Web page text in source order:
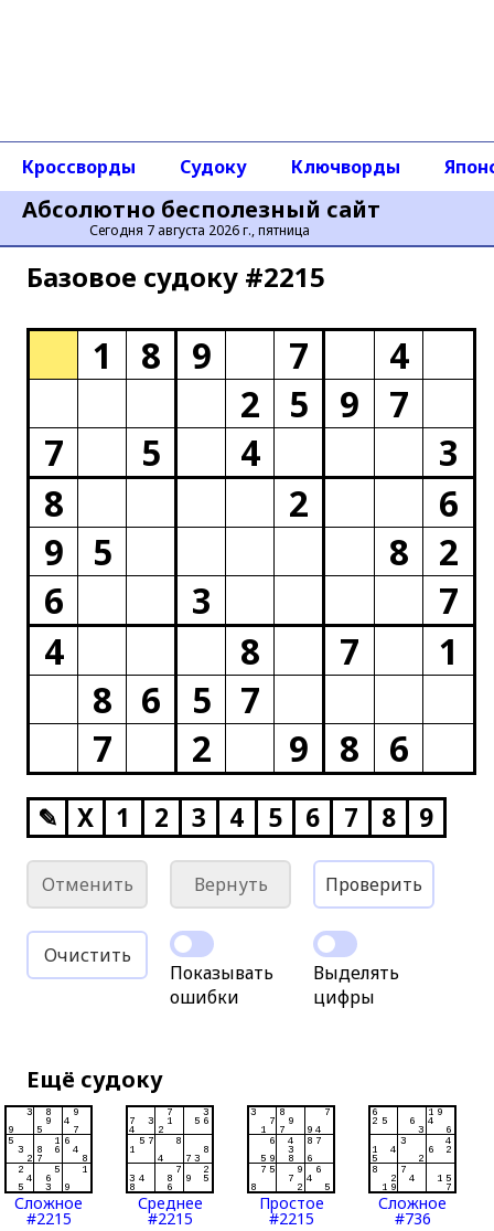
Абсолютно бесполезный сайт
Сегодня 7 августа 2026 г., пятница
Кроссворды Судоку Ключворды
Базовое cудоку #2215
1 8 9 7
4
2
5 9
7
7
5 4
3
8
2
6
9
5 8
2
6
3
7
4
8 7
1
8
6 5
7
7
2 9 8 6
✎ X 1 2 3 4 5 6 7 8 9
Отменить Вернуть Проверить
Очистить
Показывать
ошибки
Выделять
цифры
Ещё судоку
Сложное
#2215
Среднее
#2215
Простое
#2215
Сложное
#736